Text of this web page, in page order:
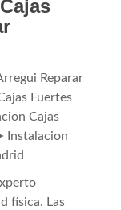
Reparar
Fuertes
Cajas
Instalacion
física. Las